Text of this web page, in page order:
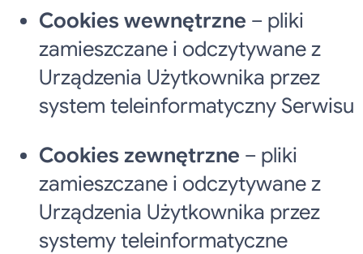
Cookies wewnętrzne – pliki
zamieszczane i odczytywane z
Urządzenia Użytkownika przez
system teleinformatyczny Serwisu
Cookies zewnętrzne – pliki
zamieszczane i odczytywane z
Urządzenia Użytkownika przez
systemy teleinformatyczne